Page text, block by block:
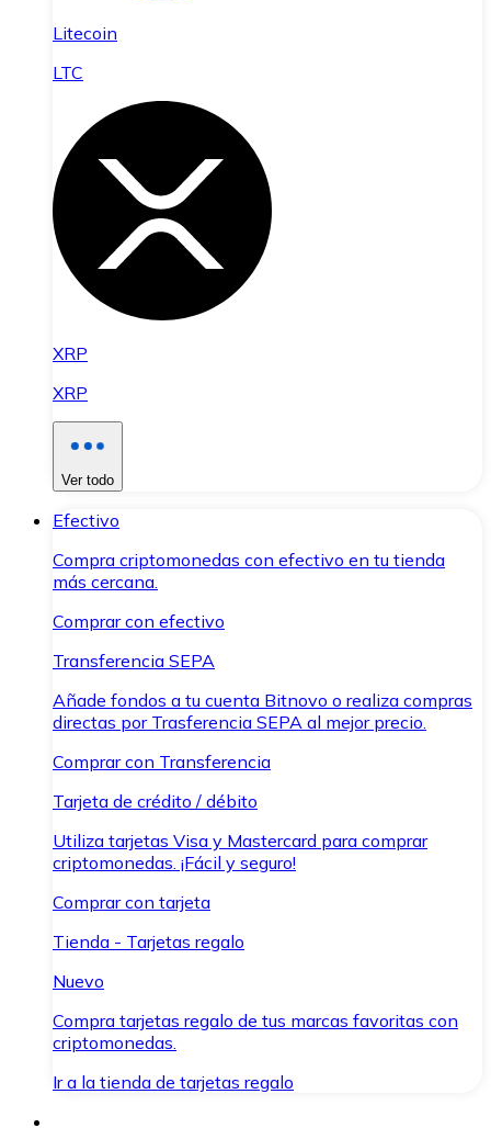
Litecoin
LTC
XRP
XRP
Ver todo
Efectivo
Compra criptomonedas con efectivo en tu tienda
más cercana.
Comprar con efectivo
Transferencia SEPA
Añade fondos a tu cuenta Bitnovo o realiza compras
directas por Trasferencia SEPA al mejor precio.
Comprar con Transferencia
Tarjeta de crédito / débito
Utiliza tarjetas Visa y Mastercard para comprar
criptomonedas. ¡Fácil y seguro!
Comprar con tarjeta
Tienda - Tarjetas regalo
Nuevo
Compra tarjetas regalo de tus marcas favoritas con
criptomonedas.
Ir a la tienda de tarjetas regalo